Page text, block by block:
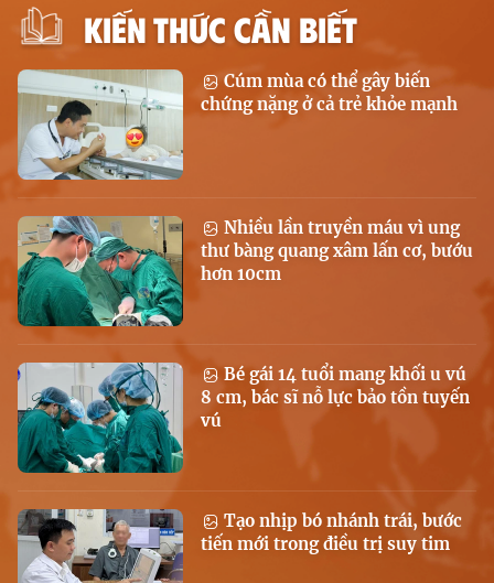
KIẾN THỨC CẦN BIẾT
Cúm mùa có thể gây biến
chứng nặng ở cả trẻ khỏe mạnh
Nhiều lần truyền máu vì ung
thư bàng quang xâm lấn cơ, bướu
hơn 10cm
Bé gái 14 tuổi mang khối u vú
8 cm, bác sĩ nỗ lực bảo tồn tuyến
vú
Tạo nhịp bó nhánh trái, bước
tiến mới trong điều trị suy tim